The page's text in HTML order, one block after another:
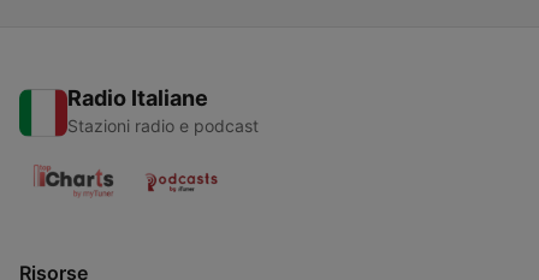
Radio Italiane
Stazioni radio e podcast
Risorse